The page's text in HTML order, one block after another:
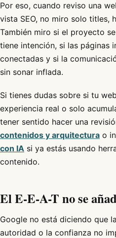
Por eso, cuando reviso una
vista SEO, no miro solo titles,
También miro si el proyecto
tiene intención, si las páginas
conectadas y si la
sin sonar inflada.
Si tienes dudas sobre si tu
experiencia real o solo
tener sentido hacer una
contenidos y arquitectura o
con IA si ya estás usando
contenido.
El E-E-A-T no se
Google no está diciendo que
autoridad o la confianza no